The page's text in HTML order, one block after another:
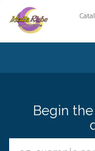
Begin